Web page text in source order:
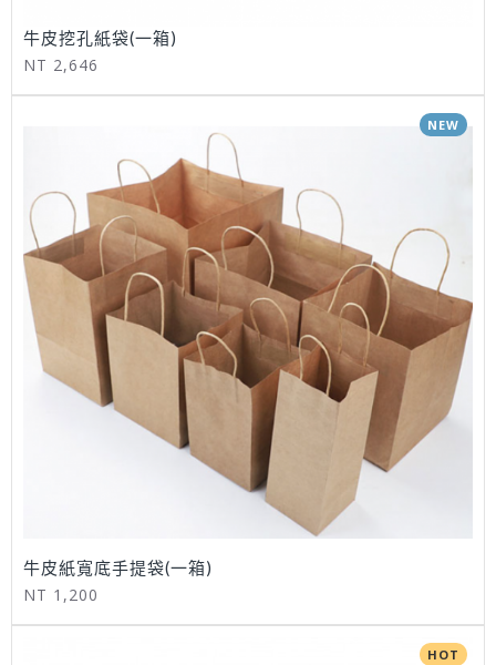
牛皮挖孔紙袋(一箱)
NT 2,646
NEW
牛皮紙寬底手提袋(一箱)
NT 1,200
HOT